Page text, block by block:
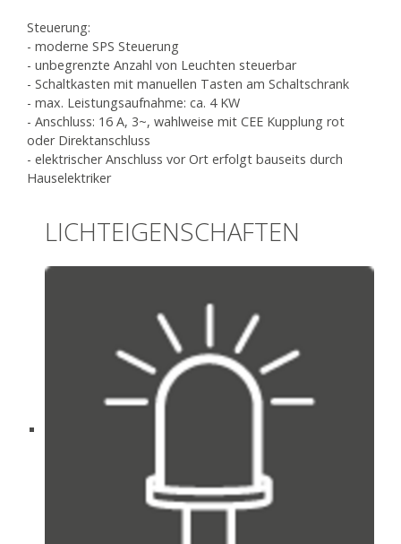
Steuerung:
- moderne SPS Steuerung
- unbegrenzte Anzahl von Leuchten steuerbar
- Schaltkasten mit manuellen Tasten am Schaltschrank
- max. Leistungsaufnahme: ca. 4 KW
- Anschluss: 16 A, 3~, wahlweise mit CEE Kupplung rot
oder Direktanschluss
- elektrischer Anschluss vor Ort erfolgt bauseits durch
Hauselektriker
LICHTEIGENSCHAFTEN